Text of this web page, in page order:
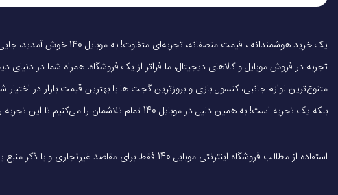
تجربه در فروش موبایل و کالاهای دیجیتال، ما فراتر از یک فروشگاه، همراه شما در دنیای
متنوع‌ترین لوازم جانبی، کنسول بازی و بروزترین گجت ها با بهترین قیمت بازار در
بلکه یک تجربه است! به همین دلیل در موبایل 140 تمام تلاشمان را می‌کنیم تا این تجربه را سریع، آسان و کاملاً رضایت‌بخش کنیم.
استفاده از مطالب فروشگاه اینترنتی موبایل 140 فقط برای مقاصد غیرتجاری و با ذکر منبع بلامانع است.